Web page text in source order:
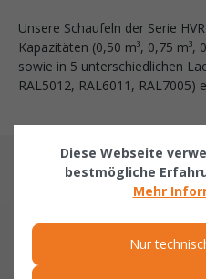
Unsere Schaufeln der Serie
Kapazitäten (0,50 m³, 0,75 m³,
sowie in 5 unterschiedlichen
RAL5012, RAL6011, RAL7005)
Diese Webseite
bestmögliche
Mehr
Nur